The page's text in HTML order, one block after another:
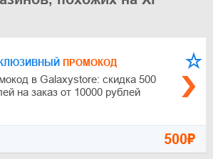
ПРОМОКОД
в Galaxystore: скидка 500
на заказ от 10000 рублей
500₽